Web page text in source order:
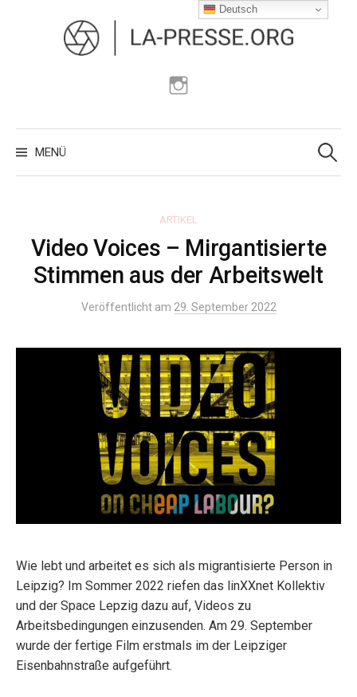
überspringen
MENÜ
Suchen
nach:
ARTIKEL
Video Voices – Mirgantisierte
Stimmen aus der Arbeitswelt
Veröffentlicht am 29. September 2022
Wie lebt und arbeitet es sich als migrantisierte Person in
Leipzig? Im Sommer 2022 riefen das linXXnet Kollektiv
und der Space Lepzig dazu auf, Videos zu
Arbeitsbedingungen einzusenden. Am 29. September
wurde der fertige Film erstmals im der Leipziger
Eisenbahnstraße aufgeführt.
Deutsch